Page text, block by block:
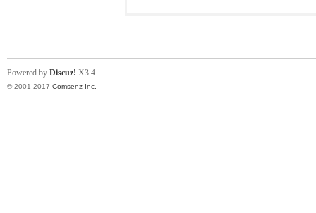
Powered by Discuz! X3.4
© 2001-2017 Comsenz Inc.